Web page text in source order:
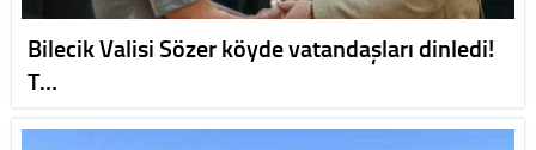
Bilecik Valisi Sözer köyde vatandaşları dinledi!
T…